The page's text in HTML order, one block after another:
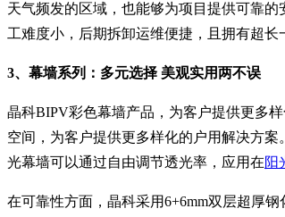
天气频发的区域，也能够为项目提供可靠
工难度小，后期拆卸运维便捷，且拥有超长
3、幕墙系列：多元选择 美观实用两不误
晶科BIPV彩色幕墙产品，为客户提供更多
空间，为客户提供更多样化的户用解决方案
光幕墙可以通过自由调节透光率，应用在 阳
在可靠性方面，晶科采用6+6mm双层超厚